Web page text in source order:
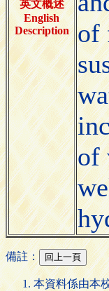
英文概述
English
Description
of
of
備註：
本資料係由本